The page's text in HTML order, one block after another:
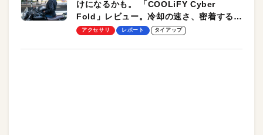
けになるかも。 「COOLiFY Cyber
Fold」レビュー。冷却の速さ、密着する冷
却プレート、シンプルな操作性がグッド！
アクセサリ レポート タイアップ